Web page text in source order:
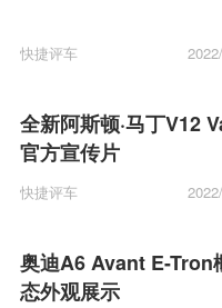
快捷评车
全新阿斯顿·马丁V12
官方宣传片
快捷评车
奥迪A6 Avant E-Tron
态外观展示